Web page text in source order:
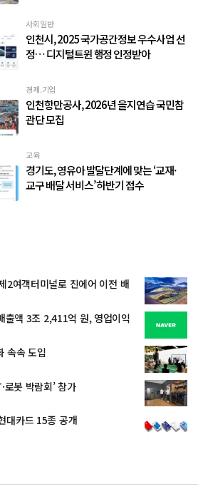
사회일반
인천시, 2025 국가공간정보 우수사업 선
정… 디지털트윈 행정 인정받아
경제.기업
인천항만공사, 2026년 을지연습 국민참
관단 모집
교육
경기도, 영유아 발달단계에 맞는 ‘교재·
교구 배달 서비스’ 하반기 접수
2여객터미널로 진에어 이전 배
출액 3조 2,411억 원, 영업이익
속속 도입
로봇 박람회’ 참가
대카드 15종 공개